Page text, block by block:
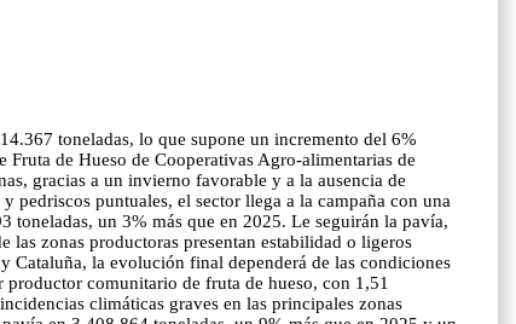
toneladas, lo que supone un incremento del 6%
de Hueso de Cooperativas Agro-alimentarias de
gracias a un invierno favorable y a la ausencia de
pedriscos puntuales, el sector llega a la campaña con una
un 3% más que en 2025. Le seguirán la pavía,
zonas productoras presentan estabilidad o ligeros
Cataluña, la evolución final dependerá de las condiciones
productor comunitario de fruta de hueso, con 1,51
climáticas graves en las principales zonas